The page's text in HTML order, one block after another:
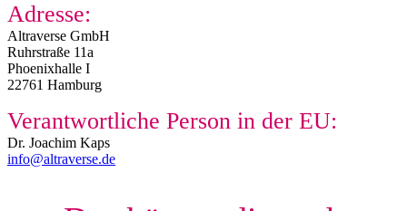
Adresse:
Altraverse GmbH
Ruhrstraße 11a
Phoenixhalle I
22761 Hamburg
Verantwortliche Person in der EU:
Dr. Joachim Kaps
info@altraverse.de